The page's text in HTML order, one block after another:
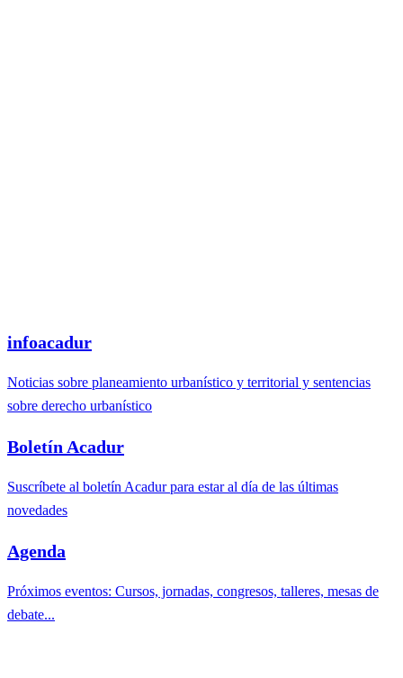
infoacadur
Noticias sobre planeamiento urbanístico y territorial y sentencias
sobre derecho urbanístico
Boletín Acadur
Suscríbete al boletín Acadur para estar al día de las últimas
novedades
Agenda
Próximos eventos: Cursos, jornadas, congresos, talleres, mesas de
debate...